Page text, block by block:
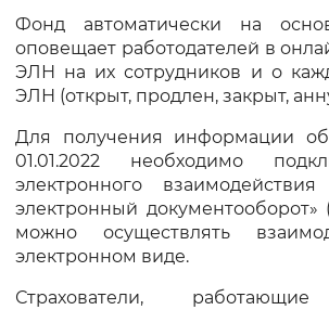
Фонд автоматически на
оповещает работодателей в
ЭЛН на их сотрудников и о
ЭЛН (открыт, продлен, закрыт,
Для получения информации
01.01.2022 необходимо
электронного
электронный
можно осуществлять
электронном виде.
Страхователи,